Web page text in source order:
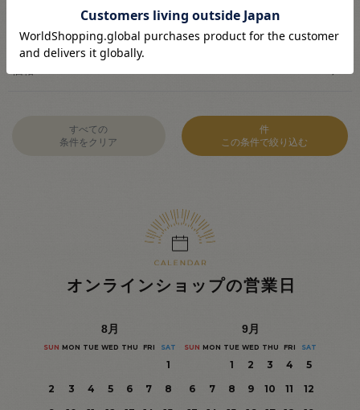
参加方法 指定なし
すべての
条件をクリア
件
この条件で絞り込む
オンラインショップの営業日
8月
SUN MON TUE WED THU FRI SAT
1
2
3 4 5 6 7
8
9月
SUN MON TUE WED THU FRI SAT
1 2 3 4
5
6
7 8 9 10 11
12